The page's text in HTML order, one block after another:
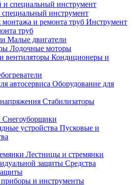
инструмент
Инструмент
труб
Малые двигатели
Лодочные моторы
Кондиционеры и
Оборудование для
Стабилизаторы
Снегоуборщики
Пусковые и
Лестницы и стремянки
Средства